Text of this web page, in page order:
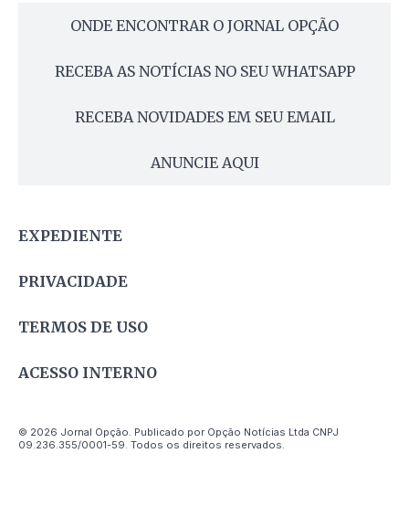
ONDE ENCONTRAR O JORNAL OPÇÃO
RECEBA AS NOTÍCIAS NO SEU WHATSAPP
RECEBA NOVIDADES EM SEU EMAIL
ANUNCIE AQUI
EXPEDIENTE
PRIVACIDADE
TERMOS DE USO
ACESSO INTERNO
© 2026 Jornal Opção. Publicado por Opção Notícias Ltda CNPJ
09.236.355/0001-59. Todos os direitos reservados.